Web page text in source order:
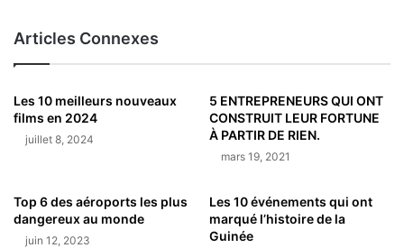
Articles Connexes
Les 10 meilleurs nouveaux
films en 2024
juillet 8, 2024
5 ENTREPRENEURS QUI ONT
CONSTRUIT LEUR FORTUNE
À PARTIR DE RIEN.
mars 19, 2021
Top 6 des aéroports les plus
dangereux au monde
juin 12, 2023
Les 10 événements qui ont
marqué l’histoire de la
Guinée